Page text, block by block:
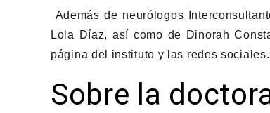
Además de neurólogos
Lola Díaz, así como de Dinorah
página del instituto y las redes sociales.
Sobre la